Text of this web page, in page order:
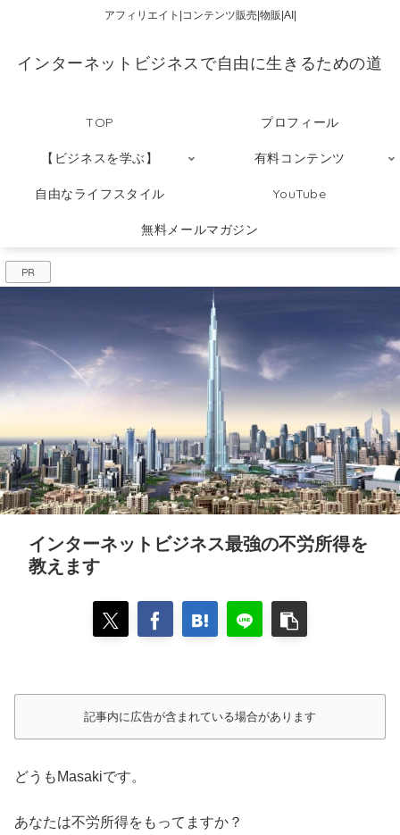
アフィリエイト|コンテンツ販売|物販|AI|
インターネットビジネスで自由に生きるための道
TOP プロフィール
【ビジネスを学ぶ】 有料コンテンツ
自由なライフスタイル YouTube
無料メールマガジン
PR
インターネットビジネス最強の不労所得を
教えます
記事内に広告が含まれている場合があります
どうもMasakiです。
あなたは不労所得をもってますか？